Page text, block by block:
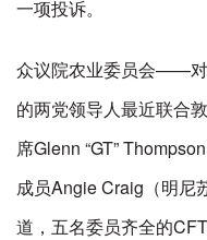
一项投诉。
众议院农业委员会——
的两党领导人最近联合
席Glenn “GT”
成员Angie Craig（明尼
道，五名委员齐全的